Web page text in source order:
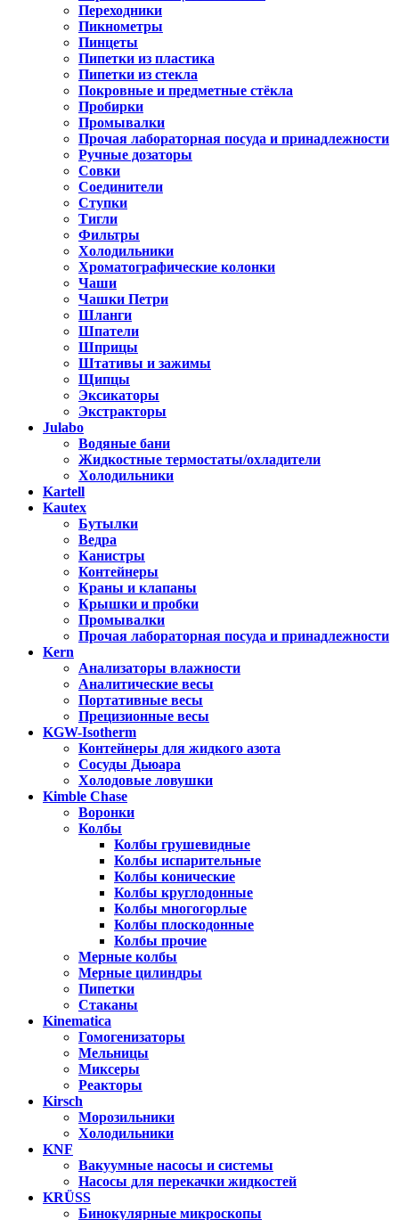
Переходники
Пикнометры
Пинцеты
Пипетки из пластика
Пипетки из стекла
Покровные и предметные стёкла
Пробирки
Промывалки
Прочая лабораторная посуда и принадлежности
Ручные дозаторы
Совки
Соединители
Ступки
Тигли
Фильтры
Холодильники
Хроматографические колонки
Чаши
Чашки Петри
Шланги
Шпатели
Шприцы
Штативы и зажимы
Щипцы
Эксикаторы
Экстракторы
Julabo
Водяные бани
Жидкостные термостаты/охладители
Холодильники
Kartell
Kautex
Бутылки
Ведра
Канистры
Контейнеры
Краны и клапаны
Крышки и пробки
Промывалки
Прочая лабораторная посуда и принадлежности
Kern
Анализаторы влажности
Аналитические весы
Портативные весы
Прецизионные весы
KGW-Isotherm
Контейнеры для жидкого азота
Сосуды Дьюара
Холодовые ловушки
Kimble Chase
Воронки
Колбы
Колбы грушевидные
Колбы испарительные
Колбы конические
Колбы круглодонные
Колбы многогорлые
Колбы плоскодонные
Колбы прочие
Мерные колбы
Мерные цилиндры
Пипетки
Стаканы
Kinematica
Гомогенизаторы
Мельницы
Миксеры
Реакторы
Kirsch
Морозильники
Холодильники
KNF
Вакуумные насосы и системы
Насосы для перекачки жидкостей
KRÜSS
Бинокулярные микроскопы